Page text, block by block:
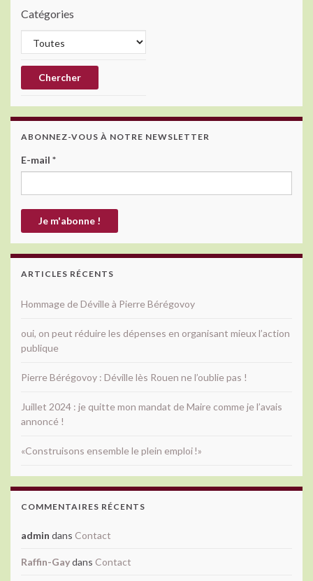
Catégories
ABONNEZ-VOUS À NOTRE NEWSLETTER
E-mail *
ARTICLES RÉCENTS
Hommage de Déville à Pierre Bérégovoy
oui, on peut réduire les dépenses en organisant mieux l’action
publique
Pierre Bérégovoy : Déville lès Rouen ne l’oublie pas !
Juillet 2024 : je quitte mon mandat de Maire comme je l’avais
annoncé !
«Construisons ensemble le plein emploi !»
COMMENTAIRES RÉCENTS
admin dans Contact
Raffin-Gaydans Contact